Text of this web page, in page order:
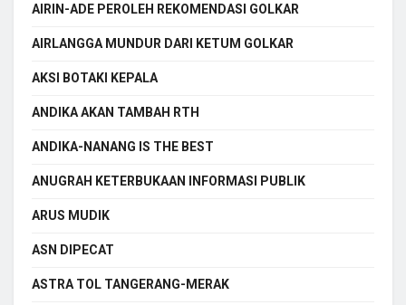
AIRIN-ADE PEROLEH REKOMENDASI GOLKAR
AIRLANGGA MUNDUR DARI KETUM GOLKAR
AKSI BOTAKI KEPALA
ANDIKA AKAN TAMBAH RTH
ANDIKA-NANANG IS THE BEST
ANUGRAH KETERBUKAAN INFORMASI PUBLIK
ARUS MUDIK
ASN DIPECAT
ASTRA TOL TANGERANG-MERAK